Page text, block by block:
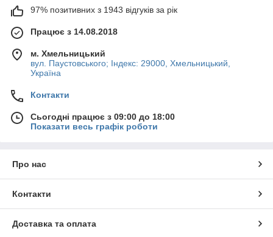
97% позитивних з 1943 відгуків за рік
Працює з 14.08.2018
м. Хмельницький
вул. Паустовського; Індекс: 29000, Хмельницький,
Україна
Контакти
Сьогодні працює з 09:00 до 18:00
Показати весь графік роботи
Про нас
Контакти
Доставка та оплата